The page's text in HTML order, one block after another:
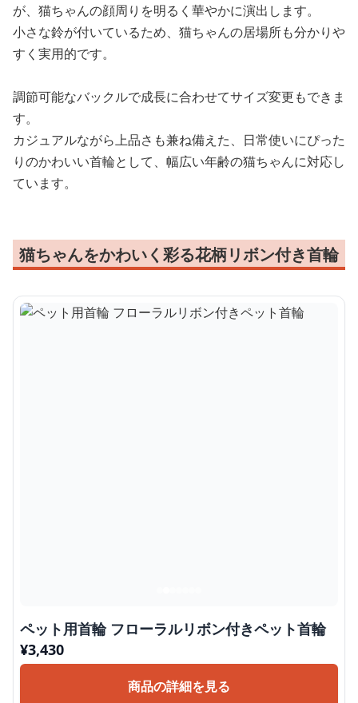
が、猫ちゃんの顔周りを明るく華やかに演出します。
小さな鈴が付いているため、猫ちゃんの居場所も分かりや
すく実用的です。
調節可能なバックルで成長に合わせてサイズ変更もできま
す。
カジュアルながら上品さも兼ね備えた、日常使いにぴった
りのかわいい首輪として、幅広い年齢の猫ちゃんに対応し
ています。
猫ちゃんをかわいく彩る花柄リボン付き首輪
ペット用首輪 フローラルリボン付きペット首輪
¥3,430
商品の詳細を見る